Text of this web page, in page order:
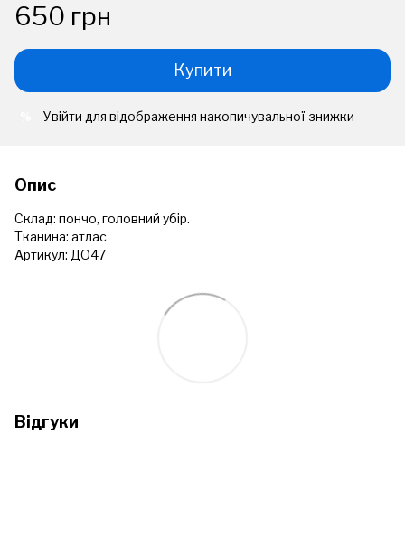
650 грн
Купити
Увійти для відображення накопичувальної знижки
Опис
Склад: пончо, головний убір.
Тканина: атлас
Артикул: ДО47
Відгуки